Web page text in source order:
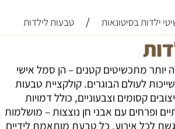
ילדות בסיטונאות / טבעות לילדות
יותר מתכשיטים קטנים – הן סמל אישי
לעולם הבוגרים. קולקציית טבעות
קסומים וצבעוניים, כולל דמויות
ופרחים עם אבני חן נוצצות – מושלמות
לכל אירוע. כל טבעת מותאמת לידיים